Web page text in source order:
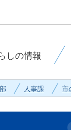
しの情報
人事課 市